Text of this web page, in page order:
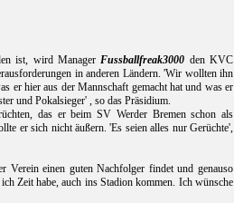
ist, wird ManagerFussballfreak3000 den KVC
in anderen Ländern. 'Wir wollten ihn
er hier aus der Mannschaft gemacht hat und was er
und Pokalsieger' , so das Präsidium.
das er beim SV Werder Bremen schon als
er sich nicht äußern. 'Es seien alles nur Gerüchte',
Verein einen guten Nachfolger findet und genauso
Zeit habe, auch ins Stadion kommen. Ich wünsche